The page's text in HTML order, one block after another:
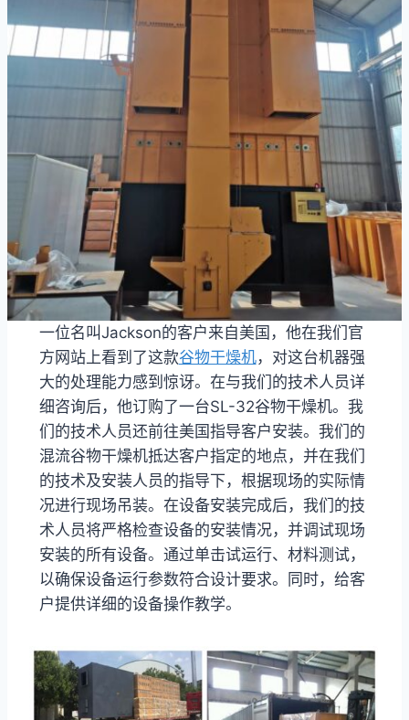
一位名叫Jackson的客户来自美国，他在我们官
方网站上看到了这款谷物干燥机，对这台机器强
大的处理能力感到惊讶。在与我们的技术人员详
细咨询后，他订购了一台SL-32谷物干燥机。我
们的技术人员还前往美国指导客户安装。我们的
混流谷物干燥机抵达客户指定的地点，并在我们
的技术及安装人员的指导下，根据现场的实际情
况进行现场吊装。在设备安装完成后，我们的技
术人员将严格检查设备的安装情况，并调试现场
安装的所有设备。通过单击试运行、材料测试，
以确保设备运行参数符合设计要求。同时，给客
户提供详细的设备操作教学。